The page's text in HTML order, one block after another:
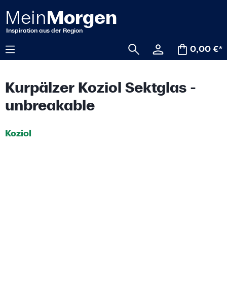
springen
0,00 €*
Kurpälzer Koziol Sektglas -
unbreakable
Koziol